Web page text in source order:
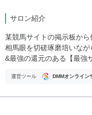
サロン紹介
某競馬サイトの掲示板か
相馬眼を切磋琢磨培いな
&最強の還元のある【最強
運営ツール DMMオンライン